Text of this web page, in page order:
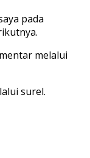
pada
melalui
surel.